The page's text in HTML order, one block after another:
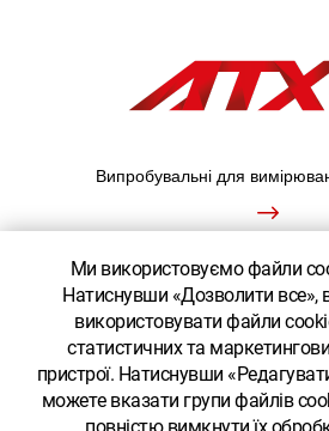
Ми використовуємо файли
Натиснувши «Дозволити все»,
використовувати файли
статистичних та
пристрої. Натиснувши
можете вказати групи файлів
повністю вимкнути їх
Випробувальні для
ПОКАЗАТИ КЛАСИЧНУ